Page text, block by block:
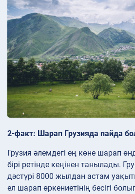
2-факт: Шарап Грузияда пайда
Грузия әлемдегі ең көне шарап
бірі ретінде кеңінен танылады.
дәстүрі 8000 жылдан астам
ел шарап өркениетінің бесігі